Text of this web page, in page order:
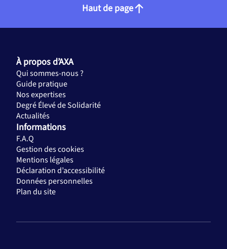
Haut de page
À propos d’AXA
Qui sommes-nous ?
Guide pratique
Nos expertises
Degré Élevé de Solidarité
Actualités
Informations
F.A.Q
Gestion des cookies
Mentions légales
Déclaration d’accessibilité
Données personnelles
Plan du site